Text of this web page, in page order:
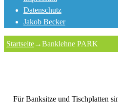
Datenschutz
Jakob Becker
Startseite→Banklehne PARK
Für Banksitze und Tischplatten